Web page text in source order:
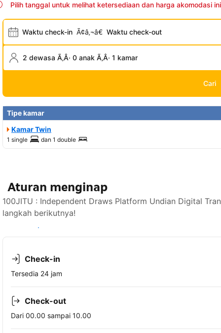
Pilih tanggal untuk melihat ketersediaan dan harga akomodasi ini
Waktu check-in Ã¢â‚¬â€ Waktu check-out
2 dewasa Ã‚Â· 0 anak Ã‚Â· 1 kamar
Cari
Tipe kamar
Kamar Twin
1 single dan 1 double
Aturan menginap
100JITU : Independent Draws Platform Undian Digital
langkah berikutnya!
Lihat ketersediaan
Check-in
Tersedia 24 jam
Check-out
Dari 00.00 sampai 10.00